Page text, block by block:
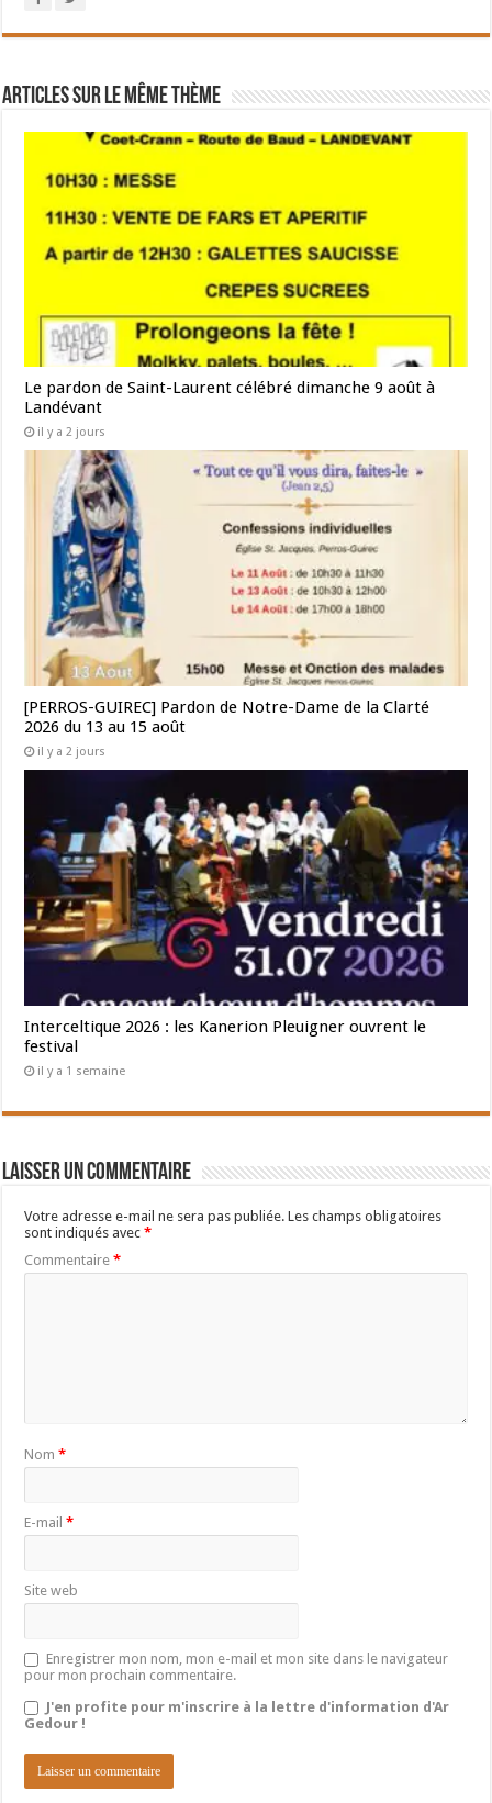
Articles sur le même thème
Le pardon de Saint-Laurent célébré dimanche 9 août à
Landévant
il y a 2 jours
[PERROS-GUIREC] Pardon de Notre-Dame de la Clarté
2026 du 13 au 15 août
il y a 2 jours
Interceltique 2026 : les Kanerion Pleuigner ouvrent le
festival
il y a 1 semaine
Laisser un commentaire
Votre adresse e-mail ne sera pas publiée. Les champs obligatoires
sont indiqués avec*
Commentaire*
Nom*
E-mail*
Site web
Enregistrer mon nom, mon e-mail et mon site dans le navigateur
pour mon prochain commentaire.
J'en profite pour m'inscrire à la lettre d'information d'Ar
Gedour !